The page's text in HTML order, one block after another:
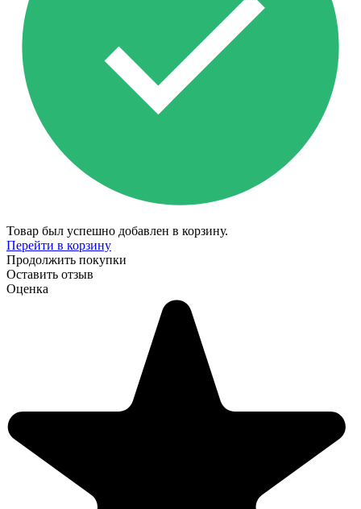
Товар был успешно добавлен в корзину.
Перейти в корзину
Продолжить покупки
Оставить отзыв
Оценка